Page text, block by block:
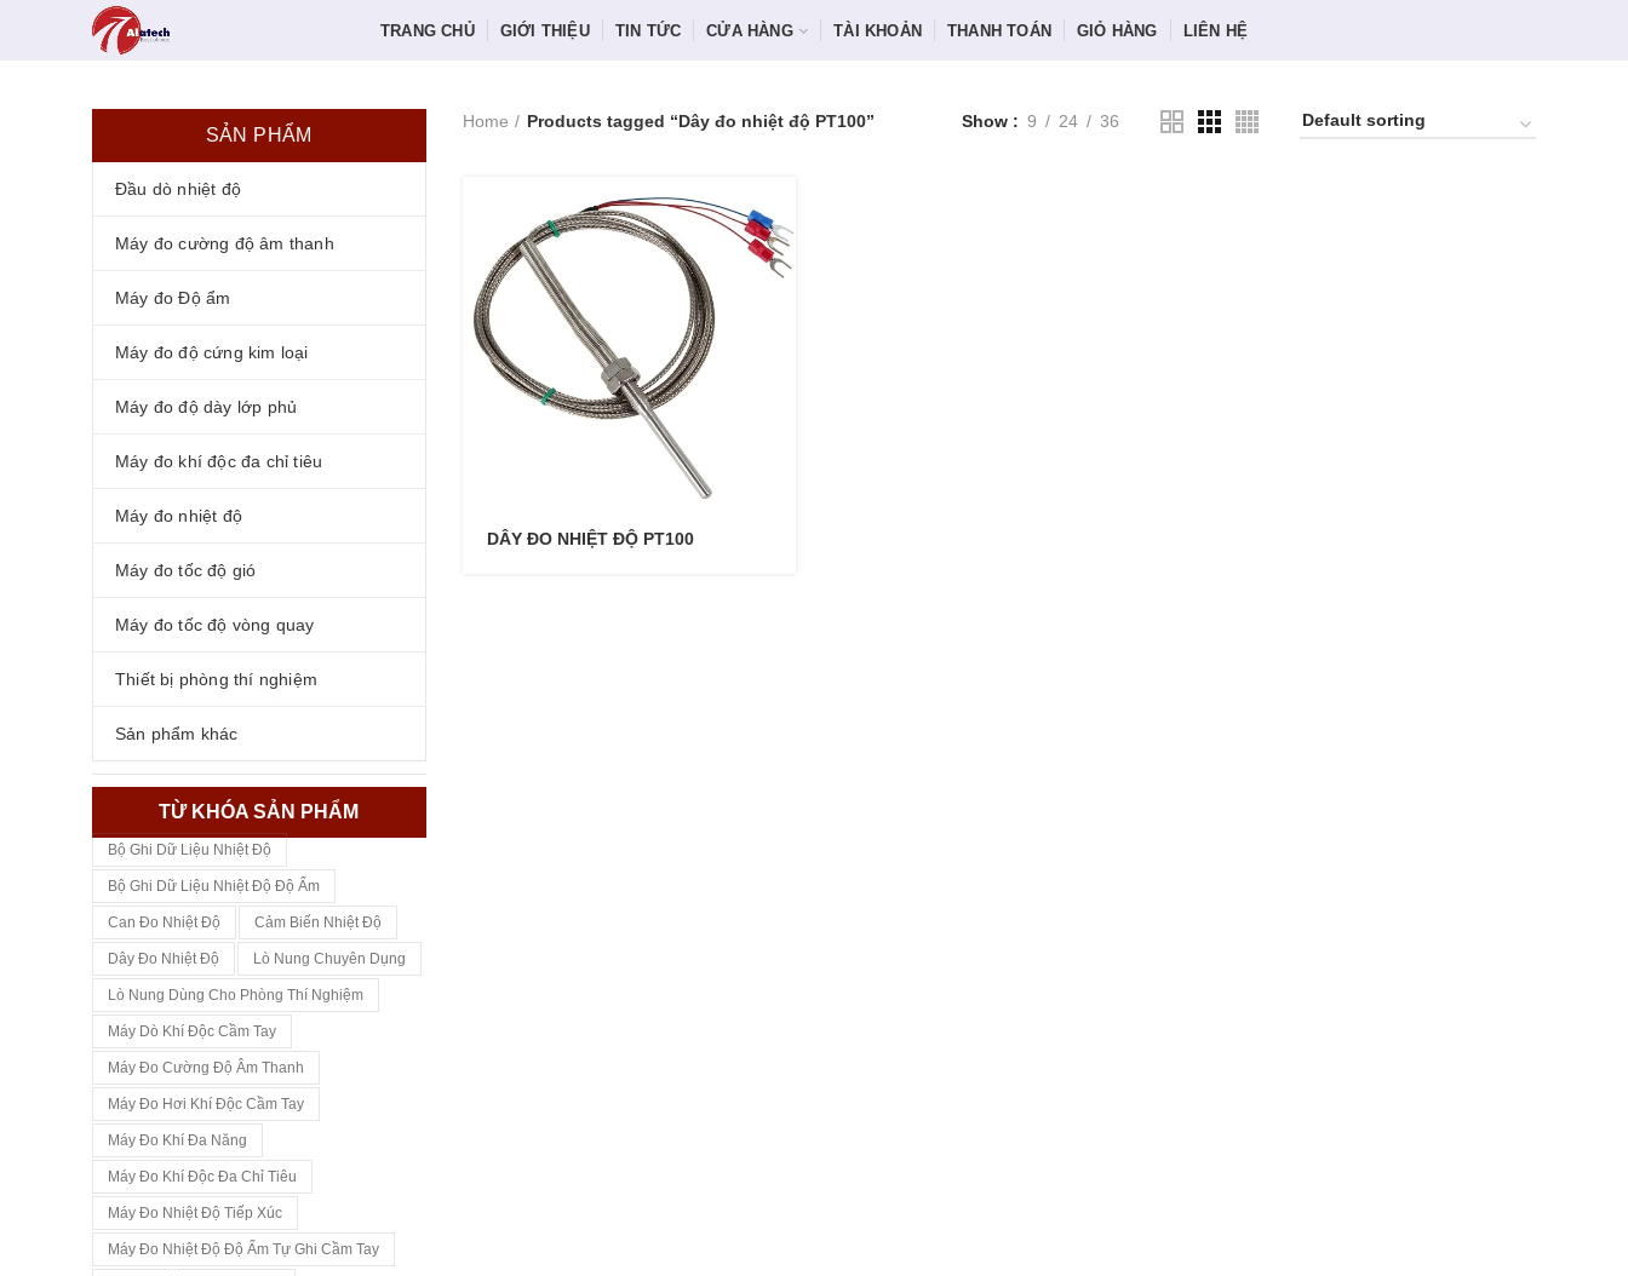
TRANG CHỦ GIỚI THIỆU TIN TỨC CỬA HÀNG TÀI KHOẢN THANH TOÁN GIỎ HÀNG LIÊN HỆ
Home Products tagged “Dây đo nhiệt độ PT100” Show 9 24 36
DÂY ĐO NHIỆT ĐỘ PT100
SẢN PHẨM
Đầu dò nhiệt độ
Máy đo cường độ âm thanh
Máy đo Độ ẩm
Máy đo độ cứng kim loại
Máy đo độ dày lớp phủ
Máy đo khí độc đa chỉ tiêu
Máy đo nhiệt độ
Máy đo tốc độ gió
Máy đo tốc độ vòng quay
Thiết bị phòng thí nghiệm
Sản phẩm khác
TỪ KHÓA SẢN PHẨM
Bộ Ghi Dữ Liệu Nhiệt Độ
Bộ Ghi Dữ Liệu Nhiệt Độ Độ Ẩm
Can Đo Nhiệt Độ Cảm Biến Nhiệt Độ
Dây Đo Nhiệt Độ Lò Nung Chuyên Dụng
Lò Nung Dùng Cho Phòng Thí Nghiệm
Máy Dò Khí Độc Cầm Tay
Máy Đo Cường Độ Âm Thanh
Máy Đo Hơi Khí Độc Cầm Tay
Máy Đo Khí Đa Năng
Máy Đo Khí Độc Đa Chỉ Tiêu
Máy Đo Nhiệt Độ Tiếp Xúc
Máy Đo Nhiệt Độ Độ Ẩm Tự Ghi Cầm Tay